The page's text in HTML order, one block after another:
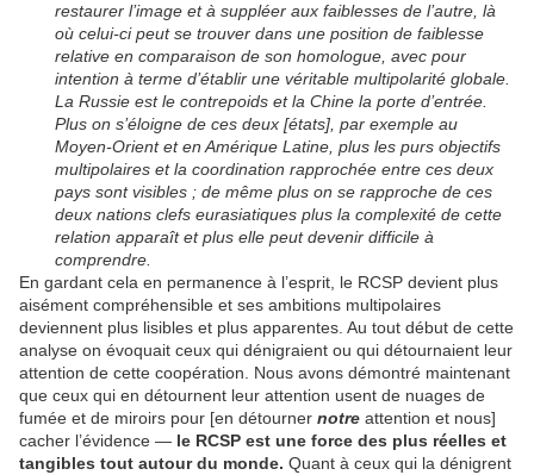
restaurer l’image et à suppléer aux faiblesses de l’autre, là
où celui-ci peut se trouver dans une position de faiblesse
relative en comparaison de son homologue, avec pour
intention à terme d’établir une véritable multipolarité globale.
La Russie est le contrepoids et la Chine la porte d’entrée.
Plus on s’éloigne de ces deux [états], par exemple au
Moyen-Orient et en Amérique Latine, plus les purs objectifs
multipolaires et la coordination rapprochée entre ces deux
pays sont visibles ; de même plus on se rapproche de ces
deux nations clefs eurasiatiques plus la complexité de cette
relation apparaît et plus elle peut devenir difficile à
comprendre.
En gardant cela en permanence à l’esprit, le RCSP devient plus
aisément compréhensible et ses ambitions multipolaires
deviennent plus lisibles et plus apparentes. Au tout début de cette
analyse on évoquait ceux qui dénigraient ou qui détournaient leur
attention de cette coopération. Nous avons démontré maintenant
que ceux qui en détournent leur attention usent de nuages de
fumée et de miroirs pour [en détourner notre attention et nous]
cacher l’évidence — le RCSP est une force des plus réelles et
tangibles tout autour du monde. Quant à ceux qui la dénigrent